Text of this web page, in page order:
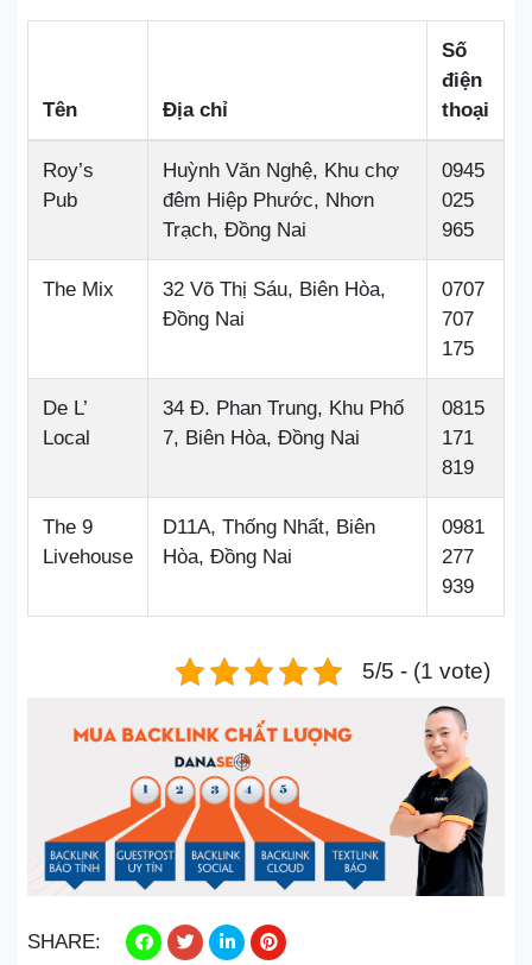
Tên Địa chỉ
Số
điện
thoại
Roy’s
Pub
Huỳnh Văn Nghệ, Khu chợ
đêm Hiệp Phước, Nhơn
Trạch, Đồng Nai
0945
025
965
The Mix
32 Võ Thị Sáu, Biên Hòa,
Đồng Nai
0707
707
175
De L’
Local
34 Đ. Phan Trung, Khu Phố
7, Biên Hòa, Đồng Nai
0815
171
819
The 9
Livehouse
D11A, Thống Nhất, Biên
Hòa, Đồng Nai
0981
277
939
5/5 - (1 vote)
SHARE: